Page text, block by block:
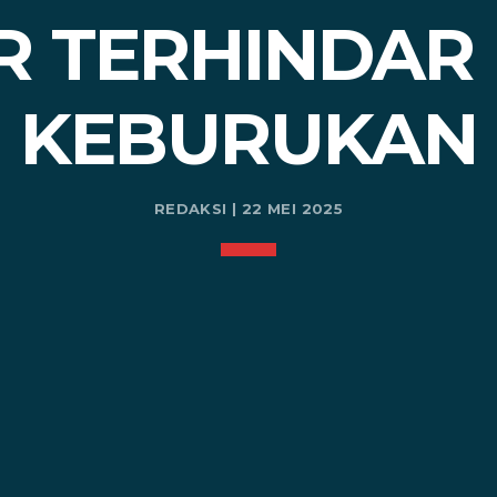
TERHINDAR
KEBURUKAN
REDAKSI | 22 MEI 2025